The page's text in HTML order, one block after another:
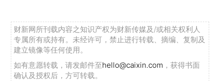
财新网所刊载内容之知识产权为财新传媒及/或相关权利人
专属所有或持有。未经许可，禁止进行转载、摘编、复制及
建立镜像等任何使用。
如有意愿转载，请发邮件至hello@caixin.com ，获得书面
确认及授权后，方可转载。